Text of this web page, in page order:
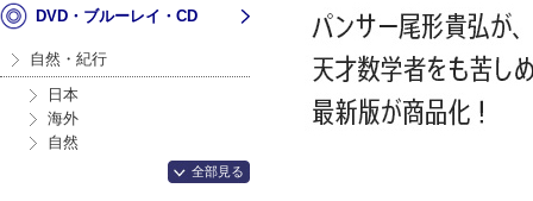
DVD・ブルーレイ・CD
自然・紀行
日本
海外
自然
全部見る